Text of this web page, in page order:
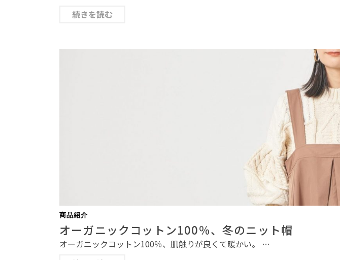
続きを読む
商品紹介
オーガニックコットン100％、冬のニット帽
オーガニックコットン100％、肌触りが良くて暖かい。 …